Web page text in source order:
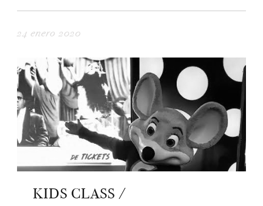
24 enero 2020
KIDS CLASS /